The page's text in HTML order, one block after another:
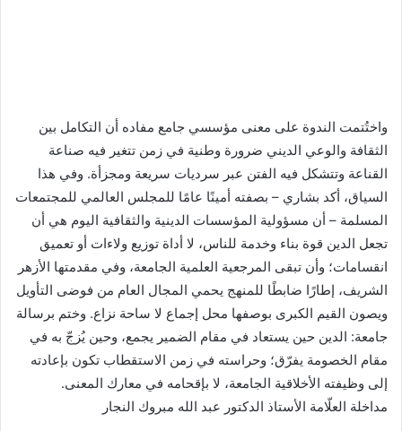
واختُتمت الندوة على معنى مؤسسي جامع مفاده أن التكامل بين
الثقافة والوعي الديني ضرورة وطنية في زمن تتغير فيه صناعة
القناعة وتتشكل فيه الفتن عبر سرديات سريعة ومجزأة. وفي هذا
السياق، أكد بشاري – بصفته أمينًا عامًا للمجلس العالمي للمجتمعات
المسلمة – أن مسؤولية المؤسسات الدينية والثقافية اليوم هي أن
تجعل الدين قوة بناء وخدمة للناس، لا أداة توزيع ولاءات أو تعميق
انقسامات؛ وأن تبقى المرجعية العلمية الجامعة، وفي مقدمتها الأزهر
الشريف، إطارًا ضابطًا للمنهج يحمي المجال العام من فوضى التأويل
ويصون القيم الكبرى بوصفها محل إجماع لا ساحة نزاع. وختم برسالة
جامعة: الدين حين يستعاد في مقام الضمير يجمع، وحين يُزجّ به في
مقام الخصومة يفرّق؛ وحراسته في زمن الاستقطاب تكون بإعادته
إلى وظيفته الأخلاقية الجامعة، لا بإقحامه في معارك المعنى.
مداخلة العلّامة الأستاذ الدكتور عبد الله مبروك النجار